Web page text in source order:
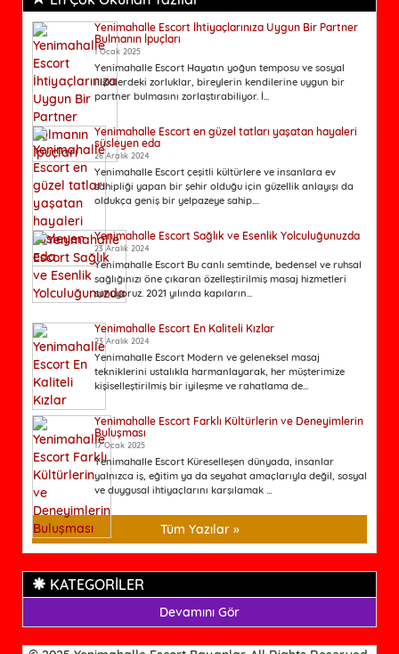
Yenimahalle Escort İhtiyaçlarınıza Uygun Bir Partner
Bulmanın İpuçları
1 Ocak 2025
Yenimahalle Escort Hayatın yoğun temposu ve sosyal
ilişkilerdeki zorluklar, bireylerin kendilerine uygun bir
partner bulmasını zorlaştırabiliyor. İ...
Yenimahalle Escort en güzel tatları yaşatan hayaleri
süsleyen eda
26 Aralık 2024
Yenimahalle Escort çeşitli kültürlere ve insanlara ev
sahipliği yapan bir şehir olduğu için güzellik anlayışı da
oldukça geniş bir yelpazeye sahip....
Yenimahalle Escort Sağlık ve Esenlik Yolculuğunuzda
23 Aralık 2024
Yenimahalle Escort Bu canlı semtinde, bedensel ve ruhsal
sağlığınızı öne çıkaran özelleştirilmiş masaj hizmetleri
sunuyoruz. 2021 yılında kapıların...
Yenimahalle Escort En Kaliteli Kızlar
23 Aralık 2024
Yenimahalle Escort Modern ve geleneksel masaj
tekniklerini ustalıkla harmanlayarak, her müşterimize
kişiselleştirilmiş bir iyileşme ve rahatlama de...
Yenimahalle Escort Farklı Kültürlerin ve Deneyimlerin
Buluşması
17 Ocak 2025
Yenimahalle Escort Küreselleşen dünyada, insanlar
yalnızca iş, eğitim ya da seyahat amaçlarıyla değil, sosyal
ve duygusal ihtiyaçlarını karşılamak ...
Tüm Yazılar »
KATEGORİLER
Devamını Gör